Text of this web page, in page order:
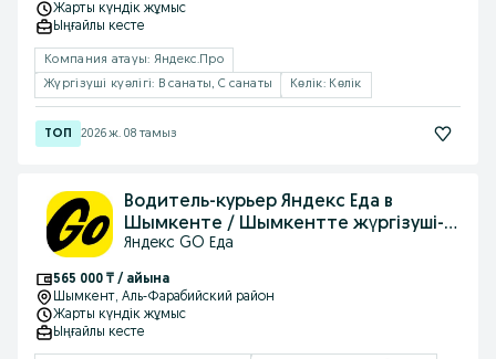
Жарты күндік жұмыс
Ыңғайлы кесте
Компания атауы: Яндекс.Про
Жүргізуші куәлігі: B санаты, C санаты
Көлік: Көлік
2026 ж. 08 тамыз
Водитель-курьер Яндекс Еда в
Шымкенте / Шымкентте жүргізуші-
курьер
Яндекс GO Еда
565 000 ₸ / айына
Шымкент, Аль-Фарабийский район
Жарты күндік жұмыс
Ыңғайлы кесте